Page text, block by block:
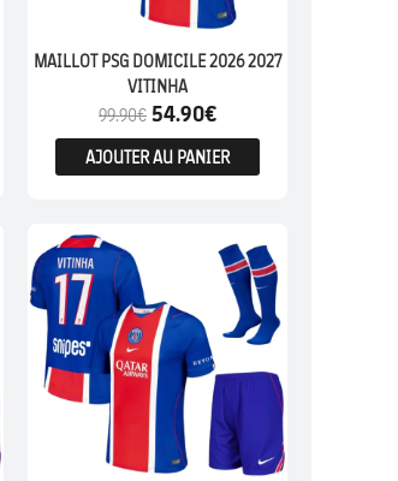
MAILLOT PSG DOMICILE 2026 2027
VITINHA
99.90€ 54.90€
AJOUTER AU PANIER